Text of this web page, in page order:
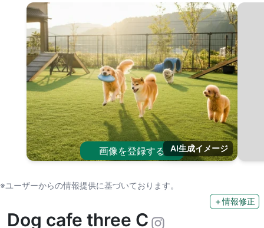
画像を登録する AI生成イメージ
※ユーザーからの情報提供に基づいております。
＋情報修正
Dog cafe three C